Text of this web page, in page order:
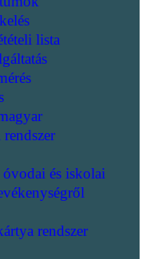
lista
és iskolai
rendszer